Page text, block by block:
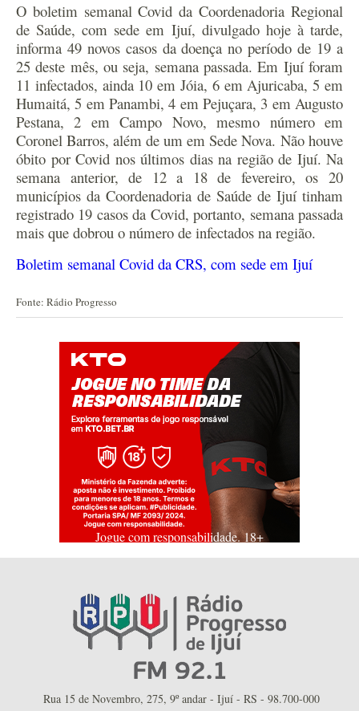
O boletim semanal Covid da Coordenadoria Regional
de Saúde, com sede em Ijuí, divulgado hoje à tarde,
informa 49 novos casos da doença no período de 19 a
25 deste mês, ou seja, semana passada. Em Ijuí foram
11 infectados, ainda 10 em Jóia, 6 em Ajuricaba, 5 em
Humaitá, 5 em Panambi, 4 em Pejuçara, 3 em Augusto
Pestana, 2 em Campo Novo, mesmo número em
Coronel Barros, além de um em Sede Nova. Não houve
óbito por Covid nos últimos dias na região de Ijuí. Na
semana anterior, de 12 a 18 de fevereiro, os 20
municípios da Coordenadoria de Saúde de Ijuí tinham
registrado 19 casos da Covid, portanto, semana passada
mais que dobrou o número de infectados na região.
Boletim semanal Covid da CRS, com sede em Ijuí
Fonte: Rádio Progresso
Jogue com responsabilidade. 18+
Rua 15 de Novembro, 275, 9º andar - Ijuí - RS - 98.700-000